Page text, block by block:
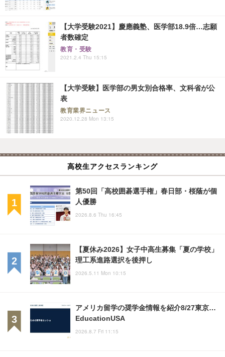
【大学受験2021】慶應義塾、医学部18.9倍…志願
者数確定
教育・受験
2021.2.4 Thu 15:15
【大学受験】医学部の男女別合格率、文科省が公
表
教育業界ニュース
2020.12.28 Mon 13:15
高校生アクセスランキング
第50回「高校囲碁選手権」春日部・桜蔭が個
人優勝
2026.8.6 Thu 16:45
【夏休み2026】女子中高生募集「夏の学校」
理工系進路選択を後押し
2026.5.11 Mon 10:15
アメリカ留学の奨学金情報を紹介8/27東京…
EducationUSA
2026.8.7 Fri 11:15